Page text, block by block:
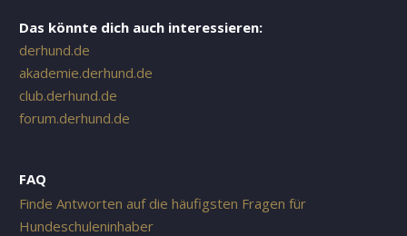
Das könnte dich auch interessieren:
derhund.de
akademie.derhund.de
club.derhund.de
forum.derhund.de
FAQ
Finde Antworten auf die häufigsten Fragen für
Hundeschuleninhaber